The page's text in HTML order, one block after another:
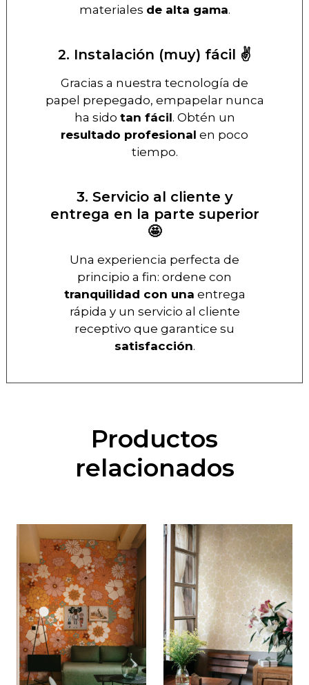
materiales de alta gama.
2. Instalación (muy) fácil ✌️
Gracias a nuestra tecnología de
papel prepegado, empapelar nunca
ha sido tan fácil. Obtén un
resultado profesional en poco
tiempo.
3. Servicio al cliente y
entrega en la parte superior
🤩
Una experiencia perfecta de
principio a fin: ordene con
tranquilidad con una entrega
rápida y un servicio al cliente
receptivo que garantice su
satisfacción.
Productos
relacionados